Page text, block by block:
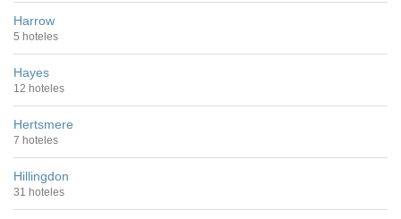
Harrow
5 hoteles
Hayes
12 hoteles
Hertsmere
7 hoteles
Hillingdon
31 hoteles